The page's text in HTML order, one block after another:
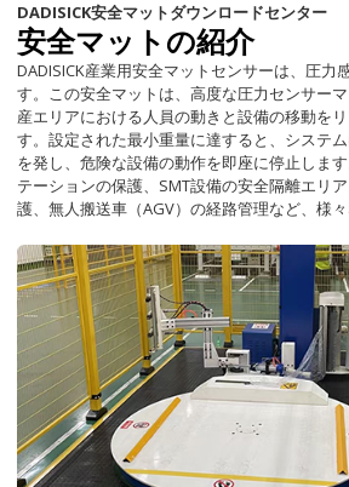
DADISICK安全マットダウンロードセンター
安全マットの紹介
DADISICK産業用安全マットセンサーは、圧力
す。この安全マットは、高度な圧力センサー
産エリアにおける人員の動きと設備の移動を
す。設定された最小重量に達すると、システ
を発し、危険な設備の動作を即座に停止しま
テーションの保護、SMT設備の安全隔離エリ
護、無人搬送車（AGV）の経路管理など、様